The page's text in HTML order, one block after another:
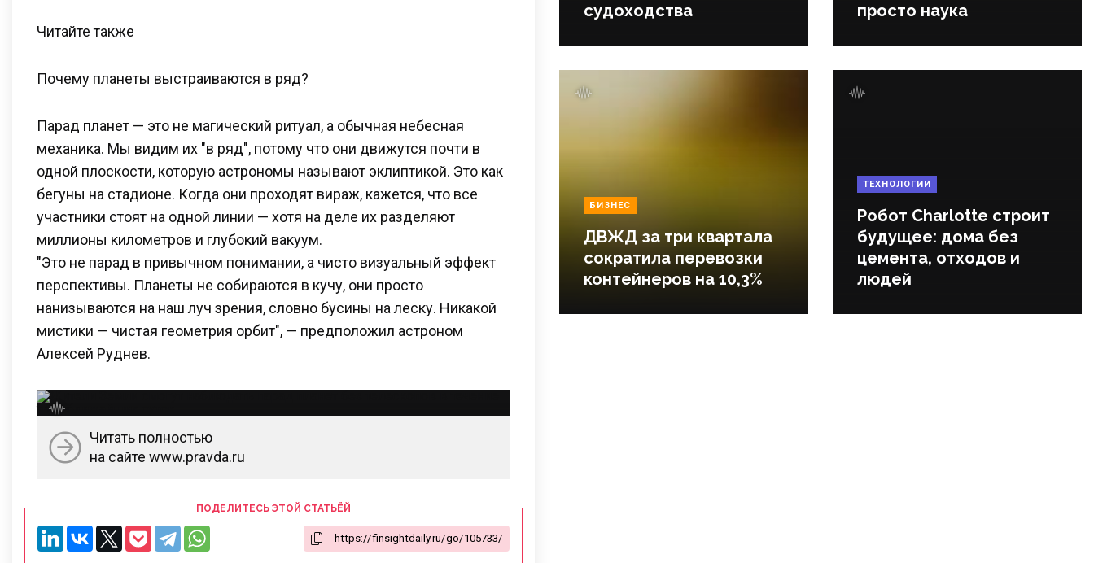
Читайте также
Почему планеты выстраиваются в ряд?
Парад планет — это не магический ритуал, а обычная небесная
механика. Мы видим их "в ряд", потому что они движутся почти в
одной плоскости, которую астрономы называют эклиптикой. Это как
бегуны на стадионе. Когда они проходят вираж, кажется, что все
участники стоят на одной линии — хотя на деле их разделяют
миллионы километров и глубокий вакуум.
"Это не парад в привычном понимании, а чисто визуальный эффект
перспективы. Планеты не собираются в кучу, они просто
нанизываются на наш луч зрения, словно бусины на леску. Никакой
мистики — чистая геометрия орбит", — предположил астроном
Алексей Руднев.
Читать полностью
на сайте www.pravda.ru
ПОДЕЛИТЕСЬ ЭТОЙ СТАТЬЁЙ
судоходства
просто наука
БИЗНЕС
ДВЖД за три квартала
сократила перевозки
контейнеров на 10,3%
ТЕХНОЛОГИИ
Робот Charlotte строит
будущее: дома без
цемента, отходов и
людей